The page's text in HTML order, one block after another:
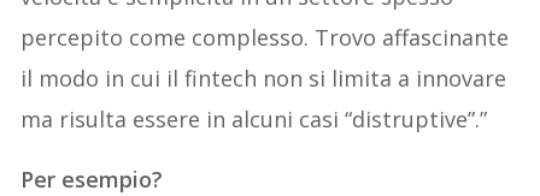
percepito come complesso. Trovo affascinante
il modo in cui il fintech non si limita a innovare
ma risulta essere in alcuni casi “distruptive”.”
Per esempio?